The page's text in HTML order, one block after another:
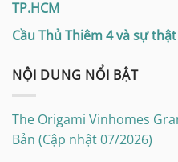
TP.HCM
Cầu Thủ Thiêm 4 và sự
NỘI DUNG NỔI BẬT
The Origami Vinhomes
Bản (Cập nhật 07/2026)